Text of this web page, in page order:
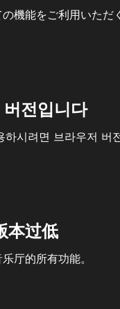
機能をご利用いただ
전입니다
시려면 브라우저 버
本过低
厅的所有功能。